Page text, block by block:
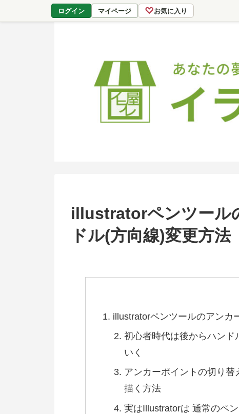
ログイン マイページ ♡お気に入り
illustratorペンツール
ドル(方向線)変更方法
illustratorペンツールのアンカ
初心者時代は後からハンド
いく
アンカーポイントの切り
描く方法
実はIllustratorは 通常のペ